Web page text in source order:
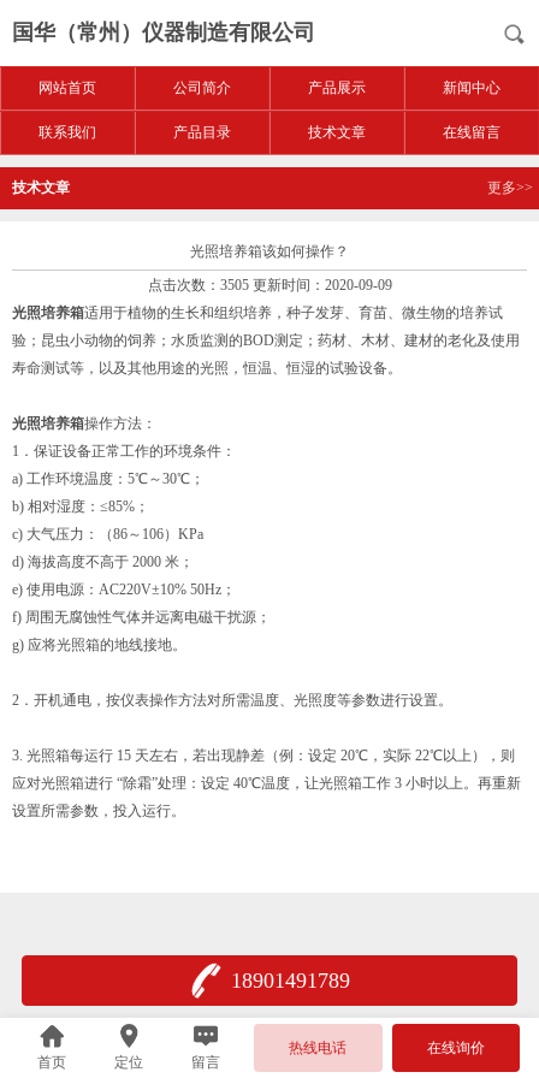
国华（常州）仪器制造有限公司
网站首页 公司简介 产品展示 新闻中心
联系我们 产品目录 技术文章 在线留言
技术文章 更多>>
光照培养箱该如何操作？
点击次数：3505 更新时间：2020-09-09
光照培养箱适用于植物的生长和组织培养，种子发芽、育苗、微生物的培养试
验；昆虫小动物的饲养；水质监测的BOD测定；药材、木材、建材的老化及使用
寿命测试等，以及其他用途的光照，恒温、恒湿的试验设备。
光照培养箱操作方法：
1．保证设备正常工作的环境条件：
a) 工作环境温度：5℃～30℃；
b) 相对湿度：≤85%；
c) 大气压力：（86～106）KPa
d) 海拔高度不高于 2000 米；
e) 使用电源：AC220V±10% 50Hz；
f) 周围无腐蚀性气体并远离电磁干扰源；
g) 应将光照箱的地线接地。
2．开机通电，按仪表操作方法对所需温度、光照度等参数进行设置。
3. 光照箱每运行 15 天左右，若出现静差（例：设定 20℃，实际 22℃以上），则
应对光照箱进行 “除霜”处理：设定 40℃温度，让光照箱工作 3 小时以上。再重新
设置所需参数，投入运行。
18901491789
首页 定位 留言
热线电话 在线询价